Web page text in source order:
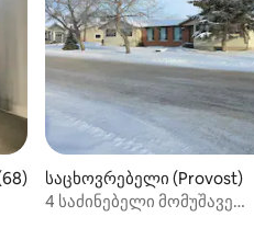
შეფასებაა 5‑დან 4,81, 68
საცხოვრებელი (Provost)
4 საძინებელი მომუშავე